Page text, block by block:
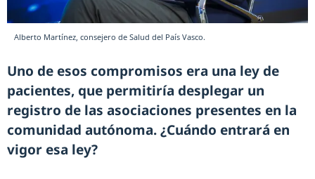
Alberto Martínez, consejero de Salud del País Vasco.
Uno de esos compromisos era una ley de
pacientes, que permitiría desplegar un
registro de las asociaciones presentes en la
comunidad autónoma. ¿Cuándo entrará en
vigor esa ley?